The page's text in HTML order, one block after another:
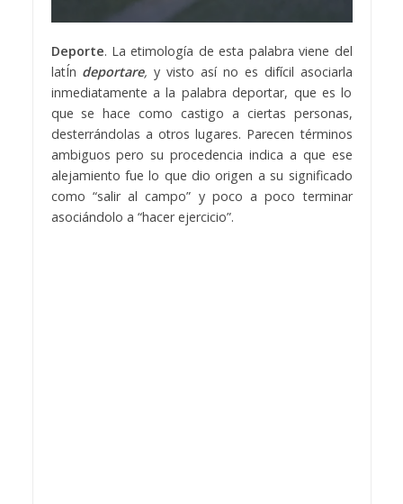
Deporte. La etimología de esta palabra viene del
latÍn deportare,y visto así no es difícil asociarla
inmediatamente a la palabra deportar, que es lo
que se hace como castigo a ciertas personas,
desterrándolas a otros lugares. Parecen términos
ambiguos pero su procedencia indica a que ese
alejamiento fue lo que dio origen a su significado
como “salir al campo” y poco a poco terminar
asociándolo a “hacer ejercicio”.